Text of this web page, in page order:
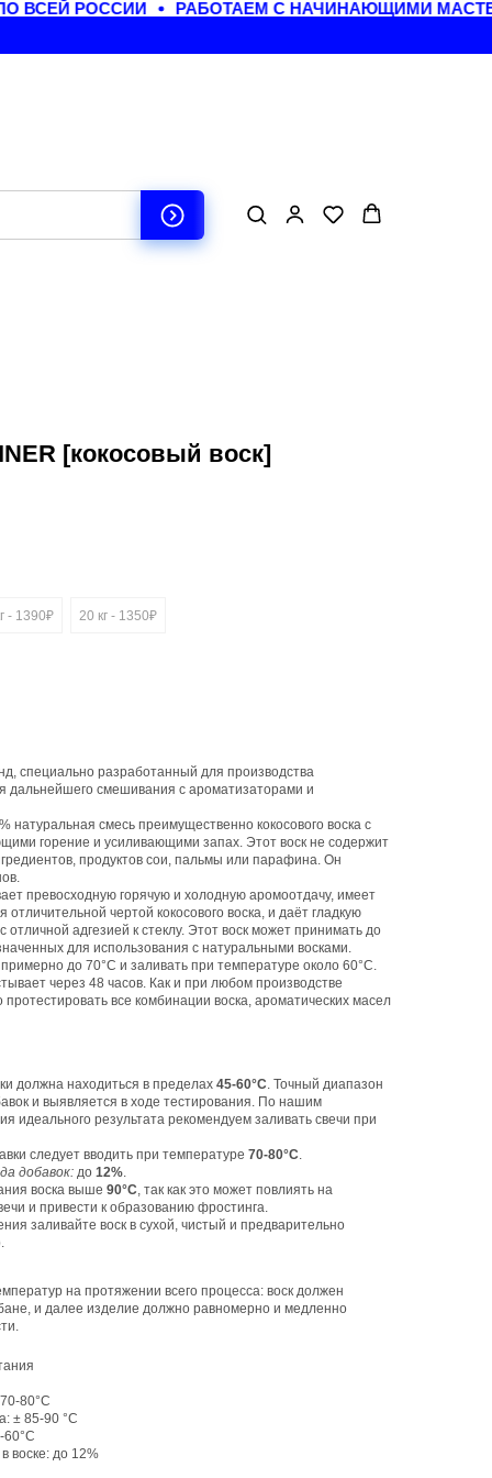
РОССИИ РАБОТАЕМ С НАЧИНАЮЩИМИ
[кокосовый воск]
- 1390₽ 20 кг - 1350₽
специально разработанный для производства
дальнейшего смешивания с ароматизаторами и
натуральная смесь преимущественно кокосового воска с
горение и усиливающими запах. Этот воск не содержит
продуктов сои, пальмы или парафина. Он
превосходную горячую и холодную аромоотдачу, имеет
чертой кокосового воска, и даёт гладкую
отличной адгезией к стеклу. Этот воск может принимать до
для использования с натуральными восками.
до 70°C и заливать при температуре около 60°C.
через 48 часов. Как и при любом производстве
все комбинации воска, ароматических масел
должна находиться в пределах 45-60°C. Точный диапазон
и выявляется в ходе тестирования. По нашим
идеального результата рекомендуем заливать свечи при
следует вводить при температуре 70-80°C.
добавок: до 12%.
воска выше 90°C, так как это может повлиять на
и привести к образованию фростинга.
заливайте воск в сухой, чистый и предварительно
на протяжении всего процесса: воск должен
и далее изделие должно равномерно и медленно
80°C
± 85-90 °С
воске: до 12%